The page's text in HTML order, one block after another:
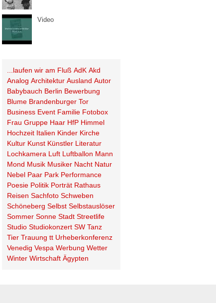
Video
...laufen wir am Fluß AdK Akd
Analog Architektur Ausland Autor
Babybauch Berlin Bewerbung
Blume Brandenburger Tor
Business Event Familie Fotobox
Frau Gruppe Haar HfP Himmel
Hochzeit Italien Kinder Kirche
Kultur Kunst Künstler Literatur
Lochkamera Luft Luftballon Mann
Mond Musik Musiker Nacht Natur
Nebel Paar Park Performance
Poesie Politik Porträt Rathaus
Reisen Sachfoto Schweben
Schöneberg Selbst Selbstauslöser
Sommer Sonne Stadt Streetlife
Studio Studiokonzert SW Tanz
Tier Trauung tt Urheberkonferenz
Venedig Vespa Werbung Wetter
Winter Wirtschaft Ägypten